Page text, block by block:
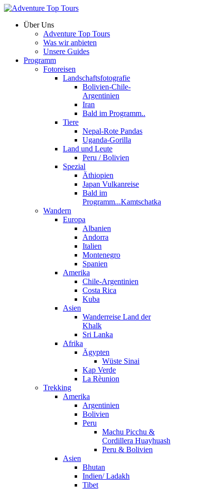
Über Uns
Adventure Top Tours
Was wir anbieten
Unsere Guides
Programm
Fotoreisen
Landschaftsfotografie
Bolivien-Chile-
Argentinien
Iran
Bald im Programm..
Tiere
Nepal-Rote Pandas
Uganda-Gorilla
Land und Leute
Peru / Bolivien
Spezial
Äthiopien
Japan Vulkanreise
Bald im
Programm...Kamtschatka
Wandern
Europa
Albanien
Andorra
Italien
Montenegro
Spanien
Amerika
Chile-Argentinien
Costa Rica
Kuba
Asien
Wanderreise Land der
Khalk
Sri Lanka
Afrika
Ägypten
Wüste Sinai
Kap Verde
La Rèunion
Trekking
Amerika
Argentinien
Bolivien
Peru
Machu Picchu &
Cordillera Huayhuash
Peru & Bolivien
Asien
Bhutan
Indien/ Ladakh
Tibet